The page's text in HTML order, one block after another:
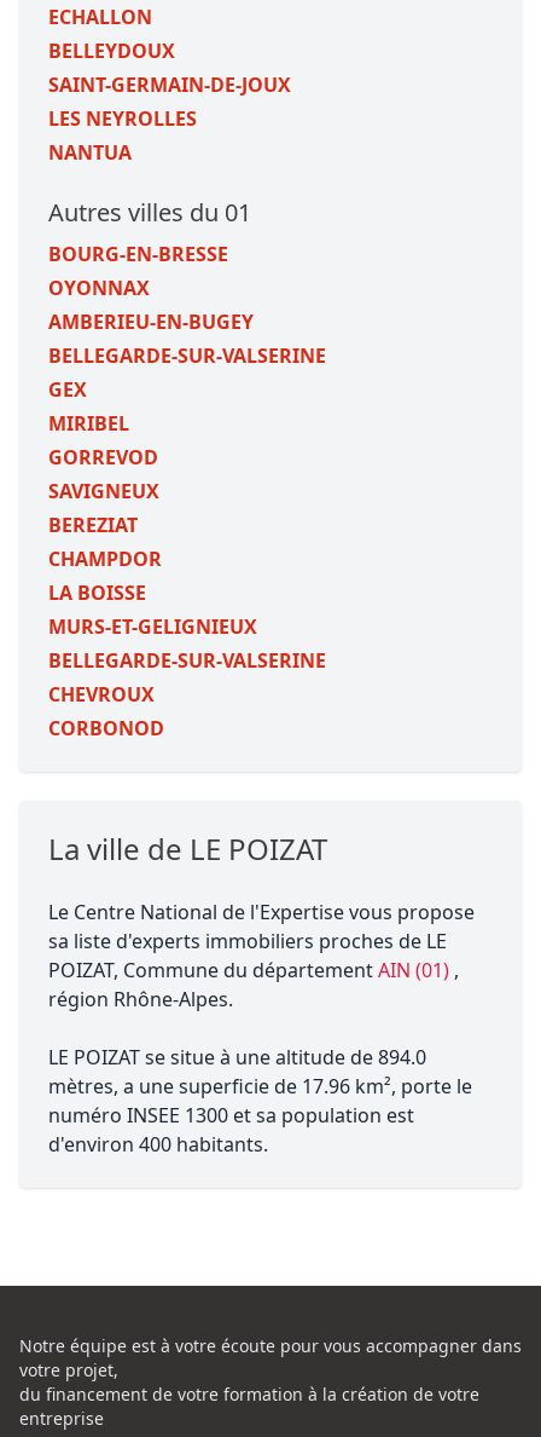
ECHALLON
BELLEYDOUX
SAINT-GERMAIN-DE-JOUX
LES NEYROLLES
NANTUA
Autres villes du 01
BOURG-EN-BRESSE
OYONNAX
AMBERIEU-EN-BUGEY
BELLEGARDE-SUR-VALSERINE
GEX
MIRIBEL
GORREVOD
SAVIGNEUX
BEREZIAT
CHAMPDOR
LA BOISSE
MURS-ET-GELIGNIEUX
BELLEGARDE-SUR-VALSERINE
CHEVROUX
CORBONOD
La ville de LE POIZAT
Le Centre National de l'Expertise vous propose
sa liste d'experts immobiliers proches de LE
POIZAT, Commune du départementAIN (01) ,
région Rhône-Alpes.
LE POIZAT se situe à une altitude de 894.0
mètres, a une superficie de 17.96 km², porte le
numéro INSEE 1300 et sa population est
d'environ 400 habitants.
Notre équipe est à votre écoute pour vous accompagner dans
votre projet,
du financement de votre formation à la création de votre
entreprise